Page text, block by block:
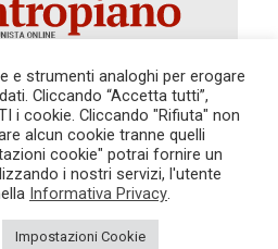
di Roma 286 del 31
Sergio
27- sc. B - 00159
LINK CONSIGLIATI
e strumenti analoghi per erogare
Cliccando “Accetta tutti”,
i cookie. Cliccando "Rifiuta" non
alcun cookie tranne quelli
cookie" potrai fornire un
i nostri servizi, l'utente
Informativa Privacy.
Impostazioni Cookie